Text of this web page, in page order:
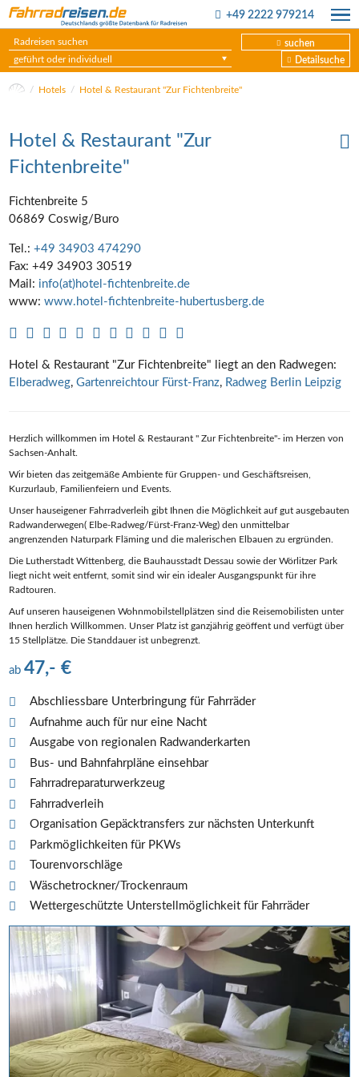
+49 2222 979214
suchen
geführt oder individuell
Detailsuche
Hotels Hotel & Restaurant "Zur Fichtenbreite"
Hotel & Restaurant "Zur
Fichtenbreite"
Fichtenbreite 5
06869 Coswig/Buro
Tel.:+49 34903 474290
Fax: +49 34903 30519
Mail: info(at)hotel-fichtenbreite.de
www:www.hotel-fichtenbreite-hubertusberg.de
Hotel & Restaurant "Zur Fichtenbreite" liegt an den Radwegen:
Elberadweg,Gartenreichtour Fürst-Franz, Radweg Berlin Leipzig
Herzlich willkommen im Hotel & Restaurant " Zur Fichtenbreite"- im Herzen von
Sachsen-Anhalt.
Wir bieten das zeitgemäße Ambiente für Gruppen- und Geschäftsreisen,
Kurzurlaub, Familienfeiern und Events.
Unser hauseigener Fahrradverleih gibt Ihnen die Möglichkeit auf gut ausgebauten
Radwanderwegen( Elbe-Radweg/Fürst-Franz-Weg) den unmittelbar
angrenzenden Naturpark Fläming und die malerischen Elbauen zu ergründen.
Die Lutherstadt Wittenberg, die Bauhausstadt Dessau sowie der Wörlitzer Park
liegt nicht weit entfernt, somit sind wir ein idealer Ausgangspunkt für ihre
Radtouren.
Auf unseren hauseigenen Wohnmobilstellplätzen sind die Reisemobilisten unter
Ihnen herzlich Willkommen. Unser Platz ist ganzjährig geöffent und verfügt über
15 Stellplätze. Die Standdauer ist unbegrenzt.
ab47,- €
Abschliessbare Unterbringung für Fahrräder
Aufnahme auch für nur eine Nacht
Ausgabe von regionalen Radwanderkarten
Bus- und Bahnfahrpläne einsehbar
Fahrradreparaturwerkzeug
Fahrradverleih
Organisation Gepäcktransfers zur nächsten Unterkunft
Parkmöglichkeiten für PKWs
Tourenvorschläge
Wäschetrockner/Trockenraum
Wettergeschützte Unterstellmöglichkeit für Fahrräder